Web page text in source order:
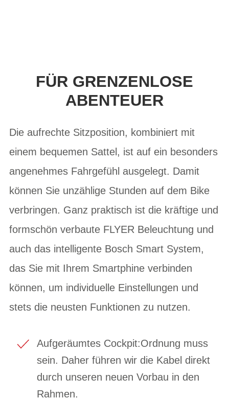
FÜR GRENZENLOSE
ABENTEUER
Die aufrechte Sitzposition, kombiniert mit
einem bequemen Sattel, ist auf ein besonders
angenehmes Fahrgefühl ausgelegt. Damit
können Sie unzählige Stunden auf dem Bike
verbringen. Ganz praktisch ist die kräftige und
formschön verbaute FLYER Beleuchtung und
auch das intelligente Bosch Smart System,
das Sie mit Ihrem Smartphine verbinden
können, um individuelle Einstellungen und
stets die neusten Funktionen zu nutzen.
Aufgeräumtes Cockpit:Ordnung muss
sein. Daher führen wir die Kabel direkt
durch unseren neuen Vorbau in den
Rahmen.